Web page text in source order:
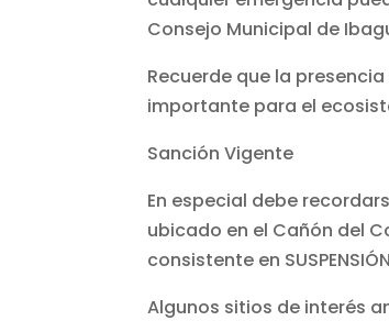
Consejo Municipal de
Recuerde que la
importante para el
Sanción Vigente
En especial debe
ubicado en el Cañón del
consistente en
Algunos sitios de interés